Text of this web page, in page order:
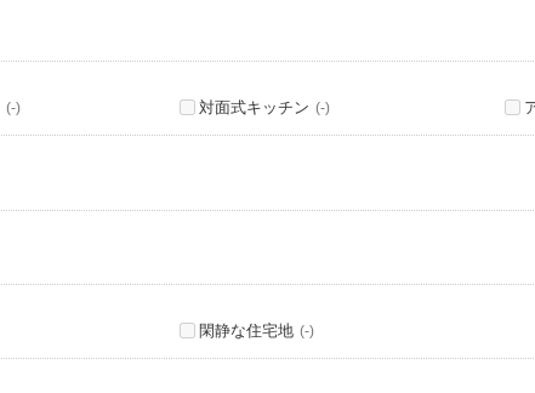
(-) 対面式キッチン (-)
閑静な住宅地 (-)